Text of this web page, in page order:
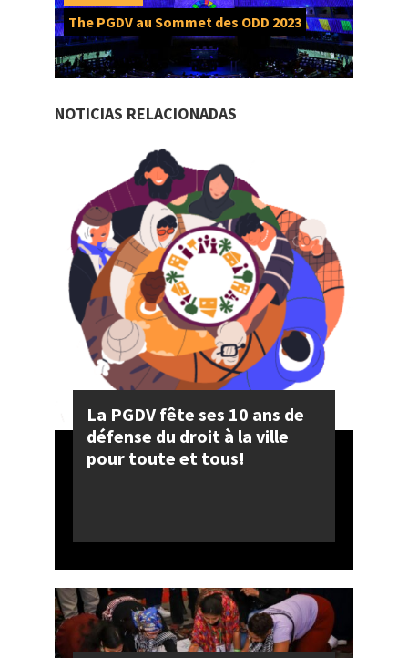
The PGDV au Sommet des ODD 2023
NOTICIAS RELACIONADAS
La PGDV fête ses 10 ans de
défense du droit à la ville
pour toute et tous!